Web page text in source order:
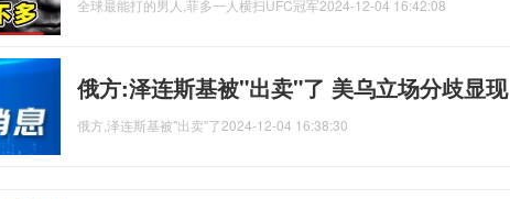
全球最能打的男人,菲多一人横扫UFC冠军2024-12-04 16:42:08
俄方:泽连斯基被"出卖"了 美乌立场分歧显现
俄方,泽连斯基被"出卖"了2024-12-04 16:38:30